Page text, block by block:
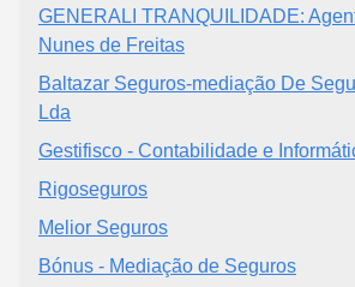
GENERALI TRANQUILIDADE:
Nunes de Freitas
Baltazar Seguros-mediação De
Lda
Gestifisco - Contabilidade e
Rigoseguros
Melior Seguros
Bónus - Mediação de Seguros